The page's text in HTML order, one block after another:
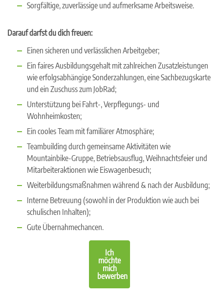
Sorgfältige, zuverlässige und aufmerksame Arbeitsweise.
Darauf darfst du dich freuen:
Einen sicheren und verlässlichen Arbeitgeber;
Ein faires Ausbildungsgehalt mit zahlreichen Zusatzleistungen
wie erfolgsabhängige Sonderzahlungen, eine Sachbezugskarte
und ein Zuschuss zum JobRad;
Unterstützung bei Fahrt-, Verpflegungs- und
Wohnheimkosten;
Ein cooles Team mit familiärer Atmosphäre;
Teambuilding durch gemeinsame Aktivitäten wie
Mountainbike-Gruppe, Betriebsausflug, Weihnachtsfeier und
Mitarbeiteraktionen wie Eiswagenbesuch;
Weiterbildungsmaßnahmen während & nach der Ausbildung;
Interne Betreuung (sowohl in der Produktion wie auch bei
schulischen Inhalten);
Gute Übernahmechancen.
Ich
möchte
mich
bewerben